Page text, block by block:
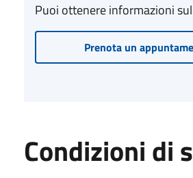
Puoi ottenere informazioni
Prenota un
Condizioni di